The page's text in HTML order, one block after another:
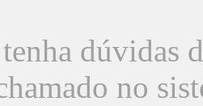
dúvidas
no